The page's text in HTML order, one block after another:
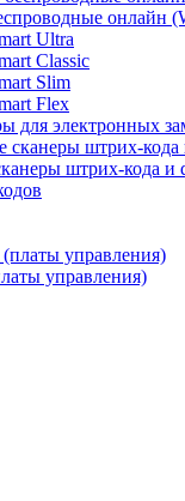
онлайн
Ultra
Classic
Slim
Flex
для электронных
штрих-кода и
управления)